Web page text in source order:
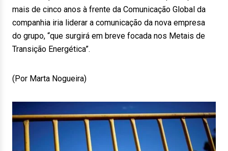
mais de cinco anos à frente da Comunicação Global da
companhia iria liderar a comunicação da nova empresa
do grupo, “que surgirá em breve focada nos Metais de
Transição Energética”.
(Por Marta Nogueira)